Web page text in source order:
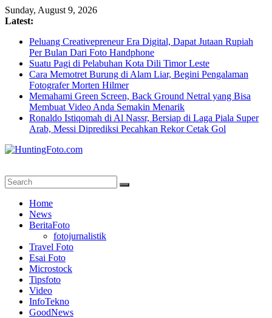
Skip
to
Sunday, August 9, 2026
Latest:
Peluang Creativepreneur Era Digital, Dapat Jutaan Rupiah
Per Bulan Dari Foto Handphone
Suatu Pagi di Pelabuhan Kota Dili Timor Leste
Cara Memotret Burung di Alam Liar, Begini Pengalaman
Fotografer Morten Hilmer
Memahami Green Screen, Back Ground Netral yang Bisa
Membuat Video Anda Semakin Menarik
Ronaldo Istiqomah di Al Nassr, Bersiap di Laga Piala Super
Arab, Messi Diprediksi Pecahkan Rekor Cetak Gol
Berita
Fotografi
Terpercaya
Home
News
BeritaFoto
fotojurnalistik
Travel Foto
Esai Foto
Microstock
Tipsfoto
Video
InfoTekno
GoodNews